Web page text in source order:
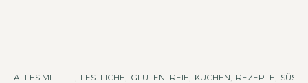
ALLES MIT
FESTLICHE
GLUTENFREIE
KUCHEN REZEPTE
SÜSSES